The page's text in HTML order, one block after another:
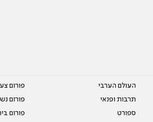
העולם הערבי
תרבות ופנאי
ספורט
פורום
פורום
פורום